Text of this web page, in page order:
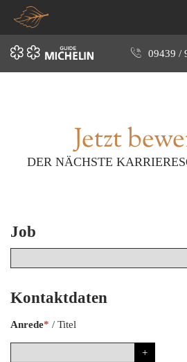
09439 /
Jetzt
DER NÄCHSTE
Job
Kontaktdaten
Anrede* / Titel